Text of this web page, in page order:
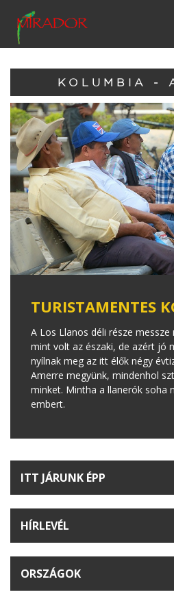
KOLUMBIA -
TURISTAMENTES
A Los Llanos déli része
mint volt az északi, de azért jó
nyílnak meg az itt élők négy
Amerre megyünk, mindenhol
minket. Mintha a llanerók soha
embert.
ITT JÁRUNK ÉPP
HÍRLEVÉL
ORSZÁGOK